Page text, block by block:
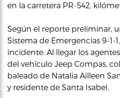
en la carretera PR-542,
Según el reporte preliminar,
Sistema de Emergencias 9-1-
incidente. Al llegar los
del vehículo Jeep Compas,
baleado de Natalia Ailleen
y residente de Santa Isabel.